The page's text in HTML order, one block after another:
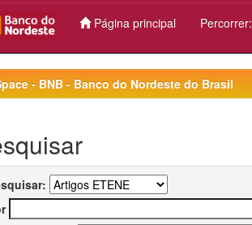
Página principal Percorrer:
- BNB - Banco do Nordeste do Brasil